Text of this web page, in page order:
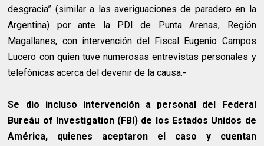
desgracia” (similar a las averiguaciones de paradero en la
Argentina) por ante la PDI de Punta Arenas, Región
Magallanes, con intervención del Fiscal Eugenio Campos
Lucero con quien tuve numerosas entrevistas personales y
telefónicas acerca del devenir de la causa.-
Se dio incluso intervención a personal del Federal
Bureáu of Investigation (FBI) de los Estados Unidos de
América, quienes aceptaron el caso y cuentan